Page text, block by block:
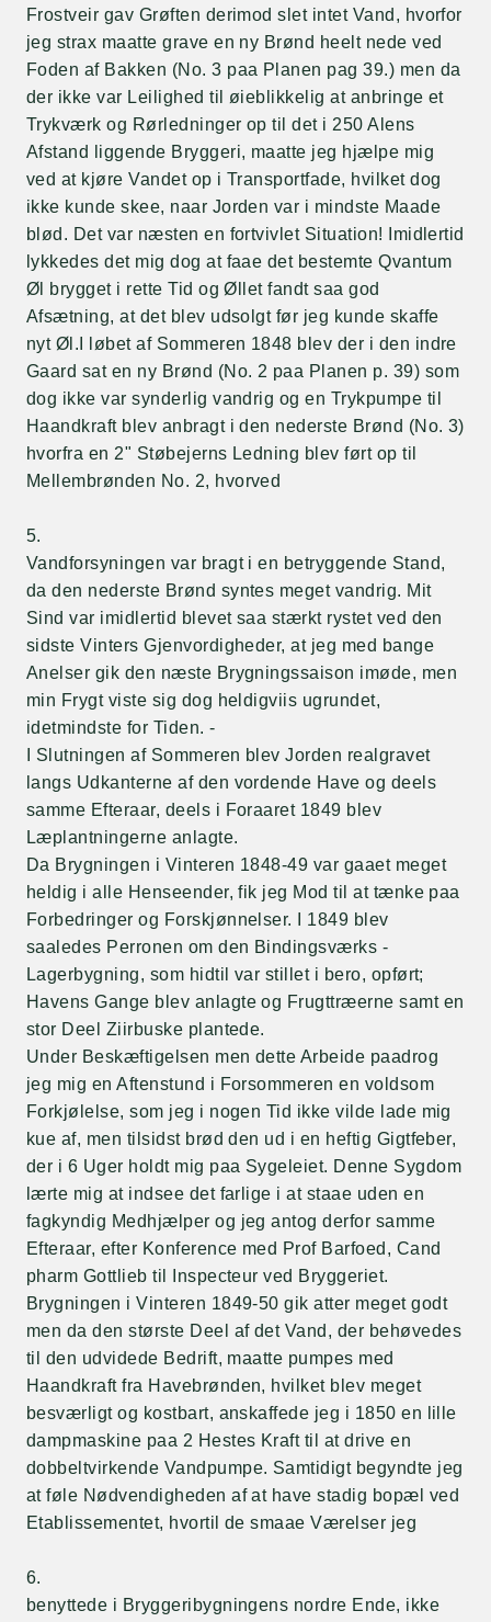
Frostveir gav Grøften derimod slet intet Vand, hvorfor
jeg strax maatte grave en ny Brønd heelt nede ved
Foden af Bakken (No. 3 paa Planen pag 39.) men da
der ikke var Leilighed til øieblikkelig at anbringe et
Trykværk og Rørledninger op til det i 250 Alens
Afstand liggende Bryggeri, maatte jeg hjælpe mig
ved at kjøre Vandet op i Transportfade, hvilket dog
ikke kunde skee, naar Jorden var i mindste Maade
blød. Det var næsten en fortvivlet Situation! Imidlertid
lykkedes det mig dog at faae det bestemte Qvantum
Øl brygget i rette Tid og Øllet fandt saa god
Afsætning, at det blev udsolgt før jeg kunde skaffe
nyt Øl.I løbet af Sommeren 1848 blev der i den indre
Gaard sat en ny Brønd (No. 2 paa Planen p. 39) som
dog ikke var synderlig vandrig og en Trykpumpe til
Haandkraft blev anbragt i den nederste Brønd (No. 3)
hvorfra en 2" Støbejerns Ledning blev ført op til
Mellembrønden No. 2, hvorved
5.
Vandforsyningen var bragt i en betryggende Stand,
da den nederste Brønd syntes meget vandrig. Mit
Sind var imidlertid blevet saa stærkt rystet ved den
sidste Vinters Gjenvordigheder, at jeg med bange
Anelser gik den næste Brygningssaison imøde, men
min Frygt viste sig dog heldigviis ugrundet,
idetmindste for Tiden. -
I Slutningen af Sommeren blev Jorden realgravet
langs Udkanterne af den vordende Have og deels
samme Efteraar, deels i Foraaret 1849 blev
Læplantningerne anlagte.
Da Brygningen i Vinteren 1848-49 var gaaet meget
heldig i alle Henseender, fik jeg Mod til at tænke paa
Forbedringer og Forskjønnelser. I 1849 blev
saaledes Perronen om den Bindingsværks -
Lagerbygning, som hidtil var stillet i bero, opført;
Havens Gange blev anlagte og Frugttræerne samt en
stor Deel Ziirbuske plantede.
Under Beskæftigelsen men dette Arbeide paadrog
jeg mig en Aftenstund i Forsommeren en voldsom
Forkjølelse, som jeg i nogen Tid ikke vilde lade mig
kue af, men tilsidst brød den ud i en heftig Gigtfeber,
der i 6 Uger holdt mig paa Sygeleiet. Denne Sygdom
lærte mig at indsee det farlige i at staae uden en
fagkyndig Medhjælper og jeg antog derfor samme
Efteraar, efter Konference med Prof Barfoed, Cand
pharm Gottlieb til Inspecteur ved Bryggeriet.
Brygningen i Vinteren 1849-50 gik atter meget godt
men da den største Deel af det Vand, der behøvedes
til den udvidede Bedrift, maatte pumpes med
Haandkraft fra Havebrønden, hvilket blev meget
besværligt og kostbart, anskaffede jeg i 1850 en lille
dampmaskine paa 2 Hestes Kraft til at drive en
dobbeltvirkende Vandpumpe. Samtidigt begyndte jeg
at føle Nødvendigheden af at have stadig bopæl ved
Etablissementet, hvortil de smaae Værelser jeg
6.
benyttede i Bryggeribygningens nordre Ende, ikke